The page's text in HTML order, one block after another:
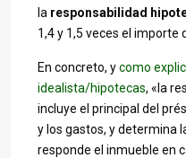
la responsabilidad
1,4 y 1,5 veces el importe
En concreto, ycomo
idealista/hipotecas, «la
incluye el principal del
y los gastos, y determina
responde el inmueble en